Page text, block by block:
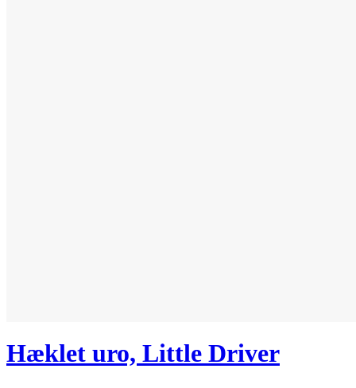
Hæklet uro, Little Driver